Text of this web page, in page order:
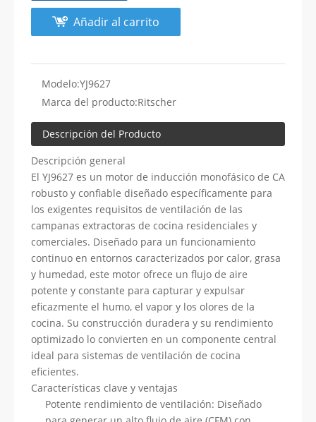
Añadir al carrito
Modelo:YJ9627
Marca del producto:Ritscher
Descripción del Producto
Descripción general
El YJ9627 es un motor de inducción monofásico de CA
robusto y confiable diseñado específicamente para
los exigentes requisitos de ventilación de las
campanas extractoras de cocina residenciales y
comerciales. Diseñado para un funcionamiento
continuo en entornos caracterizados por calor, grasa
y humedad, este motor ofrece un flujo de aire
potente y constante para capturar y expulsar
eficazmente el humo, el vapor y los olores de la
cocina. Su construcción duradera y su rendimiento
optimizado lo convierten en un componente central
ideal para sistemas de ventilación de cocina
eficientes.
Características clave y ventajas
Potente rendimiento de ventilación: Diseñado